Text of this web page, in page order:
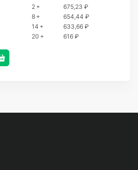
2 +
675,23 ₽
8 +
654,44 ₽
14 +
633,66 ₽
20 +
616 ₽